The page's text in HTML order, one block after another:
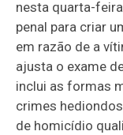
nesta quarta-
penal para criar
em razão de a
ajusta o exame
inclui as formas
crimes
de homicídio